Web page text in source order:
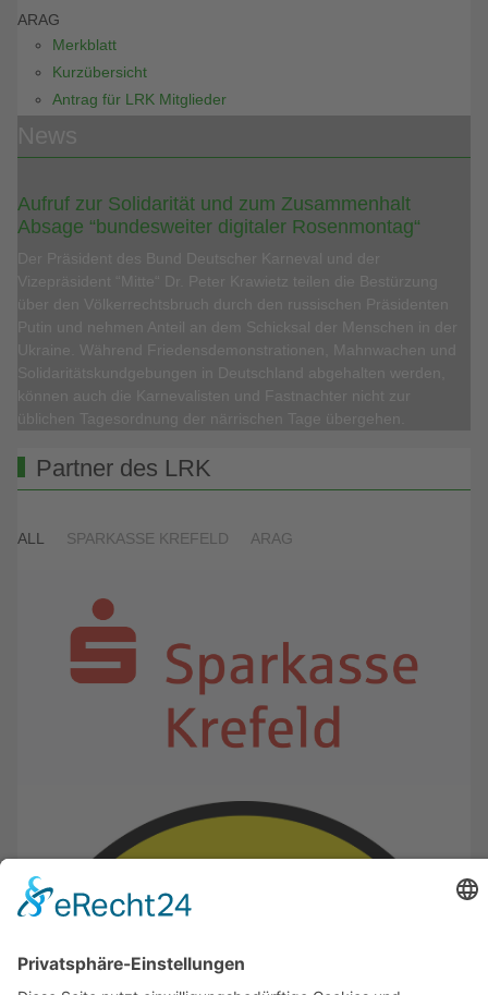
ARAG
Merkblatt
Kurzübersicht
Antrag für LRK Mitglieder
Aufruf zur Solidarität und zum Zusammenhalt
Absage “bundesweiter digitaler Rosenmontag“
Partner des LRK
ALL SPARKASSE KREFELD ARAG